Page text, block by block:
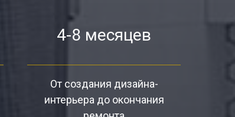
4-8 месяцев
От создания дизайна-
интерьера до окончания